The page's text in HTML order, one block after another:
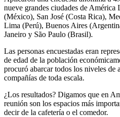
nueve grandes ciudades de
(México), San José (Costa Rica),
Lima (Perú), Buenos Aires
Janeiro y São Paulo (Brasil).
Las personas encuestadas eran
de edad de la población
procuró abarcar todos los niveles de
compañías de toda escala.
¿Los resultados? Digamos que en
reunión son los espacios más
decir de la cafetería o el comedor.